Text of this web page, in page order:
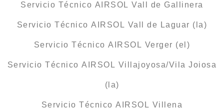
Servicio Técnico AIRSOL Vall de Gallinera
Servicio Técnico AIRSOL Vall de Laguar (la)
Servicio Técnico AIRSOL Verger (el)
Servicio Técnico AIRSOL Villajoyosa/Vila Joiosa
(la)
Servicio Técnico AIRSOL Villena